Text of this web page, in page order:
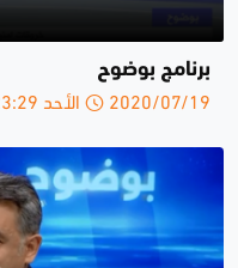
برنامج بوضوح
2020/07/19 الأحد 23:29 م